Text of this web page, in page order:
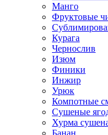
Манго
Фруктовые
Курага
Чернослив
Изюм
Финики
Инжир
Урюк
Компотные
Сушеные
Хурма
Банан